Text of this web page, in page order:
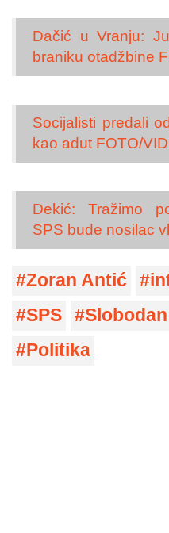
Dačić u Vranju:
braniku otadžbine
Socijalisti predali
kao adut FOTO/
Dekić: Tražimo
SPS bude nosilac
Zoran Antić
SPS
Politika